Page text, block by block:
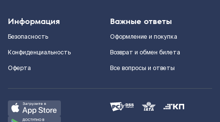
Информация
Безопасность
Конфиденциальность
Оферта
Важные ответы
Оформление и покупка
Возврат и обмен билета
Все вопросы и ответы